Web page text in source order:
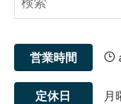
営業時間
定休日 月